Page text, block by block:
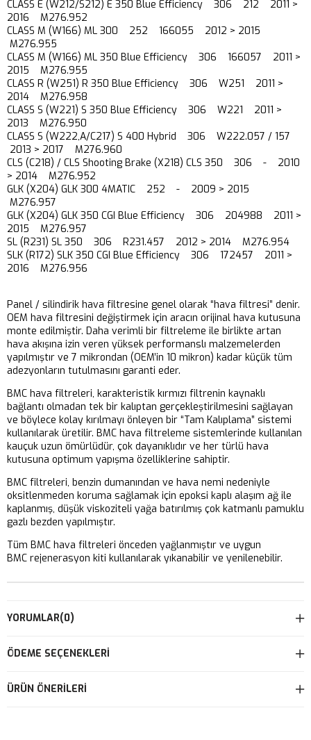
CLASS E (W212/S212) E 350 Blue Efficiency 306 212 2011 >
2016 M276.952
CLASS M (W166) ML 300 252 166055 2012 > 2015
M276.955
CLASS M (W166) ML 350 Blue Efficiency 306 166057 2011 >
2015 M276.955
CLASS R (W251) R 350 Blue Efficiency 306 W251 2011 >
2014 M276.958
CLASS S (W221) S 350 Blue Efficiency 306 W221 2011 >
2013 M276.950
CLASS S (W222,A/C217) S 400 Hybrid 306 W222.057 / 157
2013 > 2017 M276.960
CLS (C218) / CLS Shooting Brake (X218) CLS 350 306 - 2010
> 2014 M276.952
GLK (X204) GLK 300 4MATIC 252 - 2009 > 2015
M276.957
GLK (X204) GLK 350 CGI Blue Efficiency 306 204988 2011 >
2015 M276.957
SL (R231) SL 350 306 R231.457 2012 > 2014 M276.954
SLK (R172) SLK 350 CGI Blue Efficiency 306 172457 2011 >
2016 M276.956
Panel / silindirik hava filtresine genel olarak “hava filtresi” denir.
OEM hava filtresini değiştirmek için aracın orijinal hava kutusuna
monte edilmiştir. Daha verimli bir filtreleme ile birlikte artan
hava akışına izin veren yüksek performanslı malzemelerden
yapılmıştır ve 7 mikrondan (OEM’in 10 mikron) kadar küçük tüm
adezyonların tutulmasını garanti eder.
BMC hava filtreleri, karakteristik kırmızı filtrenin kaynaklı
bağlantı olmadan tek bir kalıptan gerçekleştirilmesini sağlayan
ve böylece kolay kırılmayı önleyen bir “Tam Kalıplama” sistemi
kullanılarak üretilir. BMC hava filtreleme sistemlerinde kullanılan
kauçuk uzun ömürlüdür, çok dayanıklıdır ve her türlü hava
kutusuna optimum yapışma özelliklerine sahiptir.
BMC filtreleri, benzin dumanından ve hava nemi nedeniyle
oksitlenmeden koruma sağlamak için epoksi kaplı alaşım ağ ile
kaplanmış, düşük viskoziteli yağa batırılmış çok katmanlı pamuklu
gazlı bezden yapılmıştır.
Tüm BMC hava filtreleri önceden yağlanmıştır ve uygun
BMC rejenerasyon kiti kullanılarak yıkanabilir ve yenilenebilir.
YORUMLAR(0)
ÖDEME SEÇENEKLERI
ÜRÜN ÖNERILERI